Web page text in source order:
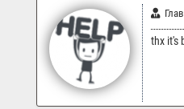
thx it's